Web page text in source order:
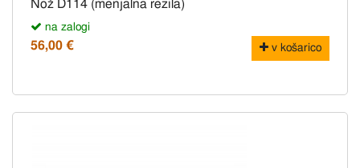
Nož D114 (menjalna rezila)
na zalogi
56,00 € v košarico